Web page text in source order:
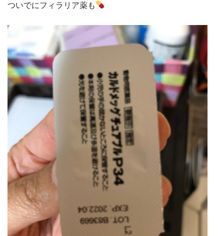
ついでにフィラリア薬も